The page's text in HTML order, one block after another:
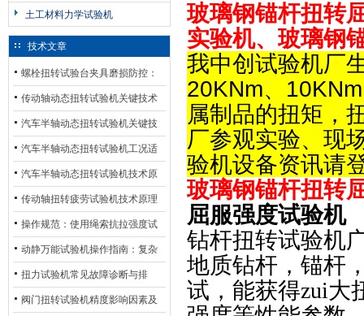
土工材料力学试验机
技术文章
螺栓扭转试验台夹具磨损防控：
材质选型与表面处理的耐用性优
化
传动轴动态扭转试验机关键技术
及产业落地应用
汽车半轴动态扭转试验机关键技
术及产业落地应用
汽车半轴动态扭转试验机工况适
配与质控应用探析
汽车半轴动态扭转试验机技术原
理与行业应用
传动轴扭转疲劳试验机技术原理
与行业应用
操作规范：使用绳索抗拉强度试
验机的完整测试步骤
动静万能试验机操作指南：复杂
动态测试的标准化流程
扭力试验机常见故障诊断与排
除：从传感器信号异常到机械传
阀门扭转试验机精度影响因素及
玻璃钢锚杆扭转
实验机、玻璃钢
我中创试验机厂
20KNm、
属制品的扭矩，
厂参观实验、现
验机设备资讯请
玻璃钢锚杆扭转
屈服强度试验机
钻杆扭转试验机
地质钻杆，锚杆
试，能获得zui大